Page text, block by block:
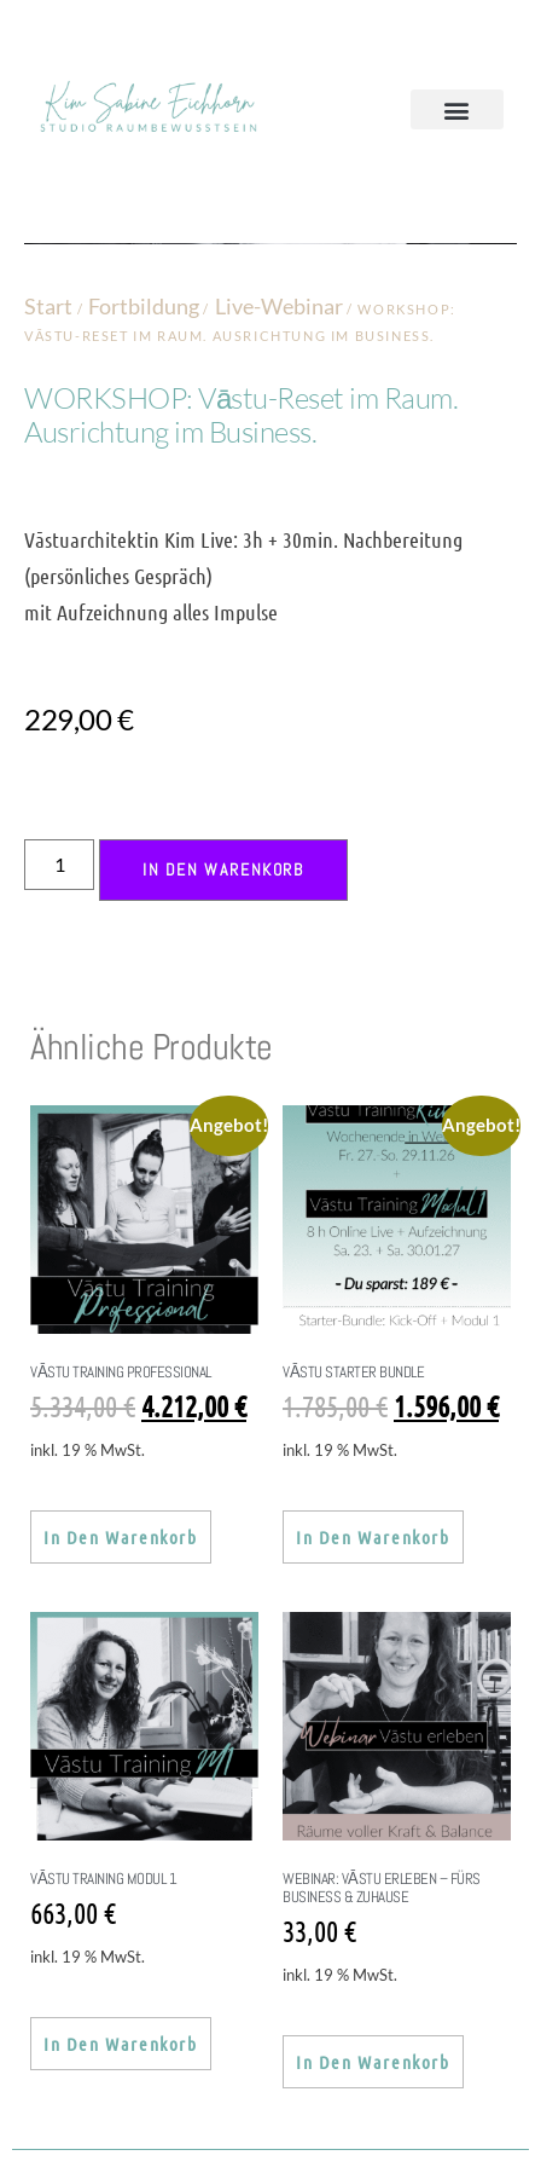
Start / Fortbildung/ Live-Webinar/ WORKSHOP:
VĀSTU-RESET IM RAUM. AUSRICHTUNG IM BUSINESS.
WORKSHOP: Vāstu-Reset im Raum.
Ausrichtung im Business.
Vāstuarchitektin Kim Live: 3h + 30min. Nachbereitung
(persönliches Gespräch)
mit Aufzeichnung alles Impulse
229,00€
IN DEN WARENKORB
Ähnliche Produkte
Angebot!
VĀSTU TRAINING PROFESSIONAL
5.334,00€ 4.212,00€
inkl. 19 % MwSt.
In Den Warenkorb
Angebot!
VĀSTU STARTER BUNDLE
1.785,00€ 1.596,00€
inkl. 19 % MwSt.
In Den Warenkorb
VĀSTU TRAINING MODUL 1
663,00 €
inkl. 19 % MwSt.
In Den Warenkorb
WEBINAR: VĀSTU ERLEBEN – FÜRS
BUSINESS & ZUHAUSE
33,00 €
inkl. 19 % MwSt.
In Den Warenkorb